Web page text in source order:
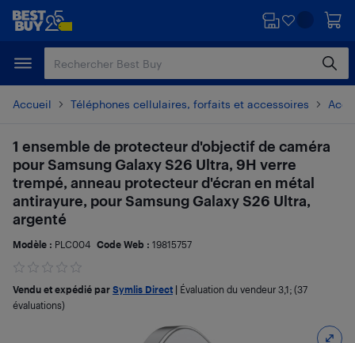
Passer
principal
Passer
Accueil Téléphones cellulaires, forfaits et accessoires
1 ensemble de protecteur d'objectif de caméra
pour Samsung Galaxy S26 Ultra, 9H verre
trempé, anneau protecteur d'écran en métal
antirayure, pour Samsung Galaxy S26 Ultra,
argenté
Modèle : PLC004 Code Web : 19815757
Vendu et expédié par Symlis Direct Évaluation du vendeur 3,1; (37
évaluations)